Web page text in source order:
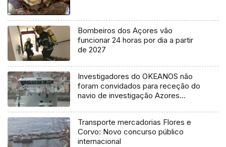
Bombeiros dos Açores vão
funcionar 24 horas por dia a partir
de 2027
Investigadores do OKEANOS não
foram convidados para receção do
navio de investigação Azores
Transporte mercadorias Flores e
Corvo: Novo concurso público
internacional